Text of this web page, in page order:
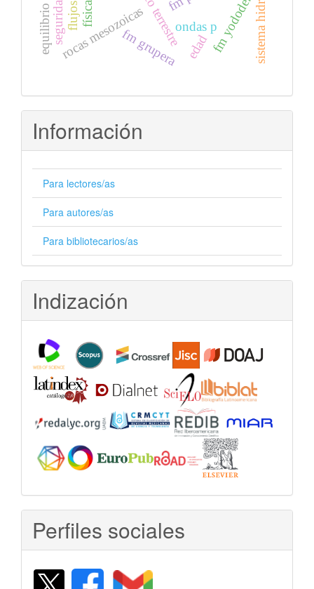
rocas mesozoicas ondas pfm yododeñe
fm grupera edad
Información
Para lectores/as
Para autores/as
Para bibliotecarios/as
Indización
Perfiles sociales